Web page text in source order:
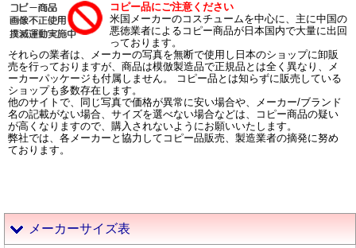
コピー品にご注意ください
米国メーカーのコスチュームを中心に、主に中国の
悪徳業者によるコピー商品が日本国内で大量に出回
っております。
それらの業者は、メーカーの写真を無断で使用し日本のショップに卸販
売を行っておりますが、商品は模倣製造品で正規品とは全く異なり、メ
ーカーパッケージも付属しません。 コピー品とは知らずに販売している
ショップも多数存在します。
他のサイトで、同じ写真で価格が異常に安い場合や、メーカー/ブランド
名の記載がない場合、サイズを選べない場合などは、コピー商品の疑い
が高くなりますので、購入されないようにお願いいたします。
弊社では、各メーカーと協力してコピー品販売、製造業者の摘発に努め
ております。
メーカーサイズ表